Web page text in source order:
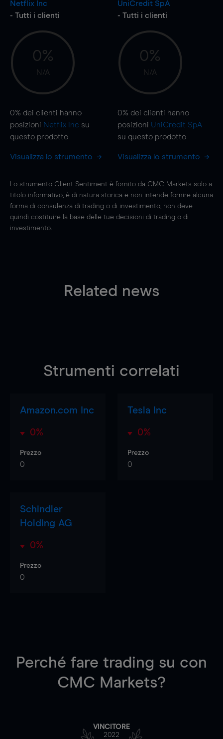
Netflix Inc
- Tutti i clienti
0%
N/A
0% dei clienti hanno
posizioni Netflix Inc su
questo prodotto
Visualizza lo strumento
UniCredit SpA
- Tutti i clienti
0%
N/A
0% dei clienti hanno
posizioni UniCredit SpA
su questo prodotto
Visualizza lo strumento
Lo strumento Client Sentiment è fornito da CMC Markets solo a
titolo informativo, è di natura storica e non intende fornire alcuna
forma di consulenza di trading o di investimento; non deve
quindi costituire la base delle tue decisioni di trading o di
investimento.
Related news
Strumenti correlati
Amazon.com Inc
0%
Prezzo
0
Tesla Inc
0%
Prezzo
0
Schindler
Holding AG
0%
Prezzo
0
Perché fare trading su con
CMC Markets?
VINCITORE
2022